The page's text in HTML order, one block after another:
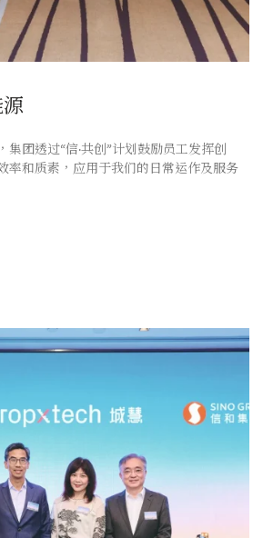
源
集团透过“信·共创”计划鼓励员工发挥创
率和质素，应用于我们的日常运作及服务